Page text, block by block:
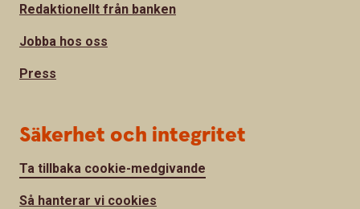
Redaktionellt från banken
Jobba hos oss
Press
Säkerhet och integritet
Ta tillbaka cookie-medgivande
Så hanterar vi cookies